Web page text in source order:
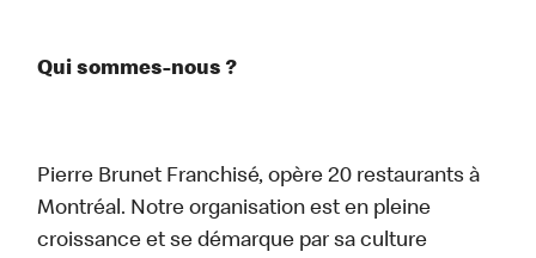
Qui sommes-nous ?
Pierre Brunet Franchisé, opère 20 restaurants à
Montréal. Notre organisation est en pleine
croissance et se démarque par sa culture